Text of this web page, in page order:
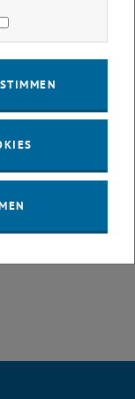
Arbeitsgruppe mit
Die Studierenden
zulassen